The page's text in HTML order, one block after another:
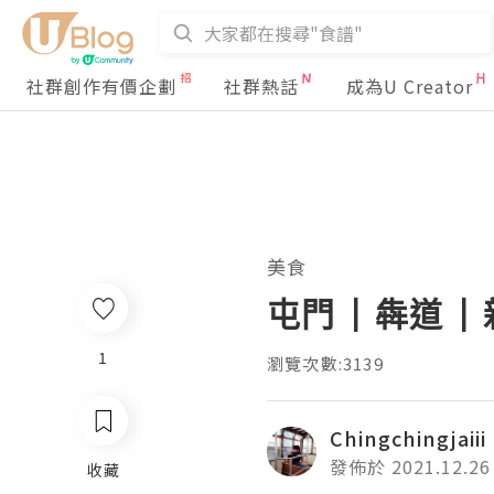
社群創作有價企劃 社群熱話 成為U Creator
1
收藏
美食
屯門 | 犇道 |
瀏覽次數:3139
Chingchingjaiii
發佈於 2021.12.26